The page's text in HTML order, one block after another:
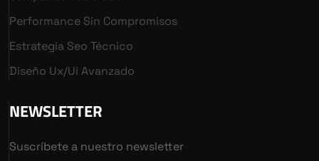
Performance Sin Compromisos
Estrategia Seo Técnico
Diseño Ux/ui Avanzado
NEWSLETTER
Suscríbete a nuestro newsletter